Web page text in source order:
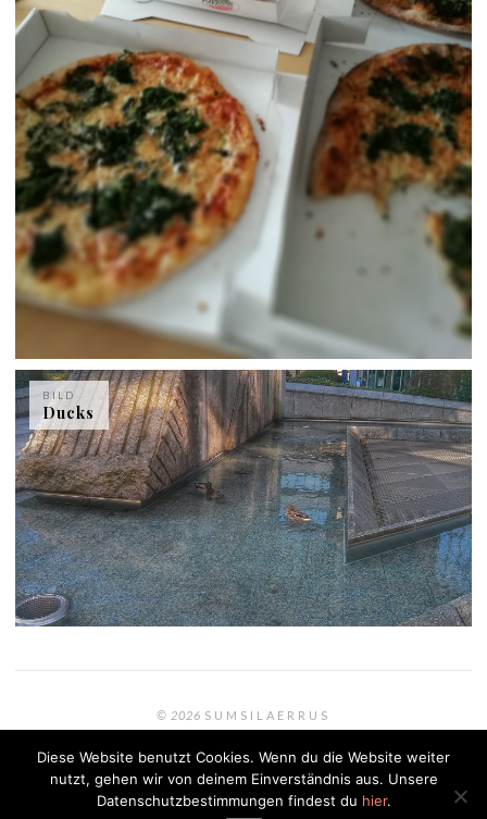
BILD
Ducks
© 2026 SUMSILAERRUS
Theme: Renkon vonELMASTUDIO
Diese Website benutzt Cookies. Wenn du die Website weiter
nutzt, gehen wir von deinem Einverständnis aus. Unsere
Datenschutzbestimmungen findest du hier.